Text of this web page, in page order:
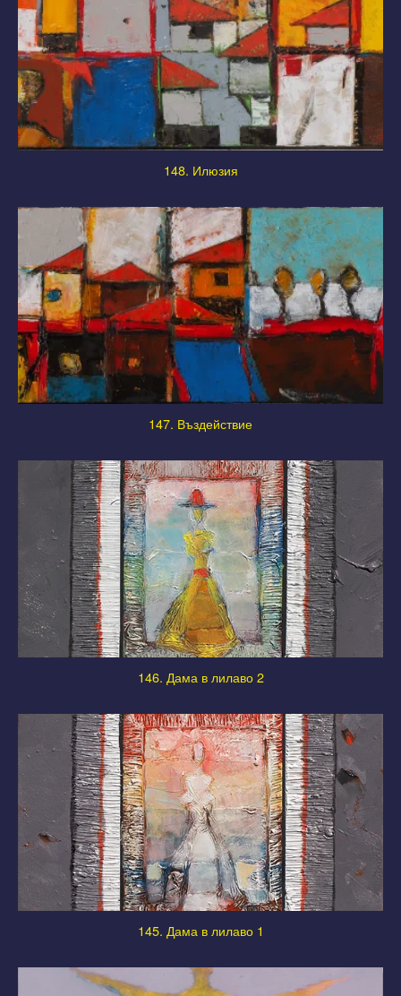
148. Илюзия
147. Въздействие
146. Дама в лилаво 2
145. Дама в лилаво 1